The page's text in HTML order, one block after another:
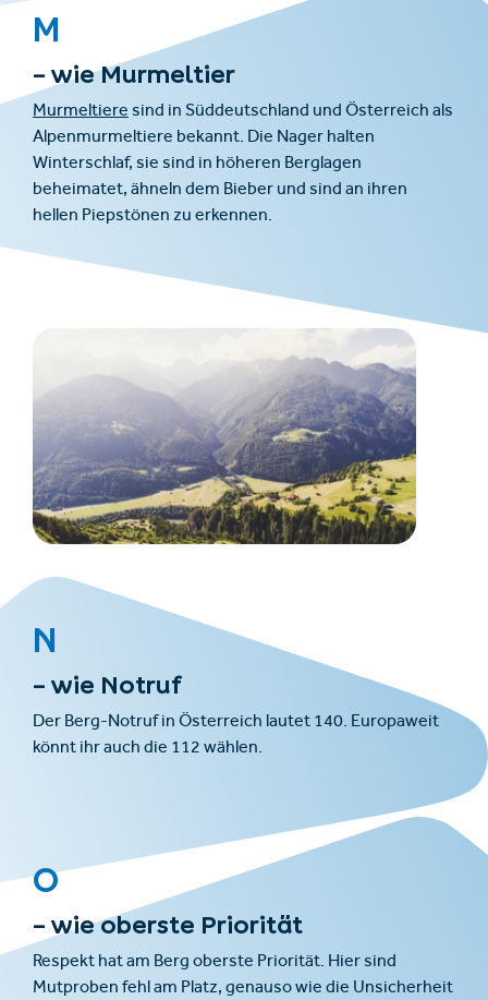
M
– wie Murmeltier
Murmeltiere sind in Süddeutschland und Österreich als
Alpenmurmeltiere bekannt. Die Nager halten
Winterschlaf, sie sind in höheren Berglagen
beheimatet, ähneln dem Bieber und sind an ihren
hellen Piepstönen zu erkennen.
N
– wie Notruf
Der Berg-Notruf in Österreich lautet 140. Europaweit
könnt ihr auch die 112 wählen.
O
– wie oberste Priorität
Respekt hat am Berg oberste Priorität. Hier sind
Mutproben fehl am Platz, genauso wie die Unsicherheit